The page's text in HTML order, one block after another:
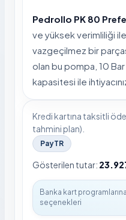
Pedrollo PK 80
ve yüksek verimliliği
vazgeçilmez bir
olan bu pompa, 10
kapasitesi ile
Kredi kartına taksitli
tahmini plan).
PayTR
Gösterilen tutar: